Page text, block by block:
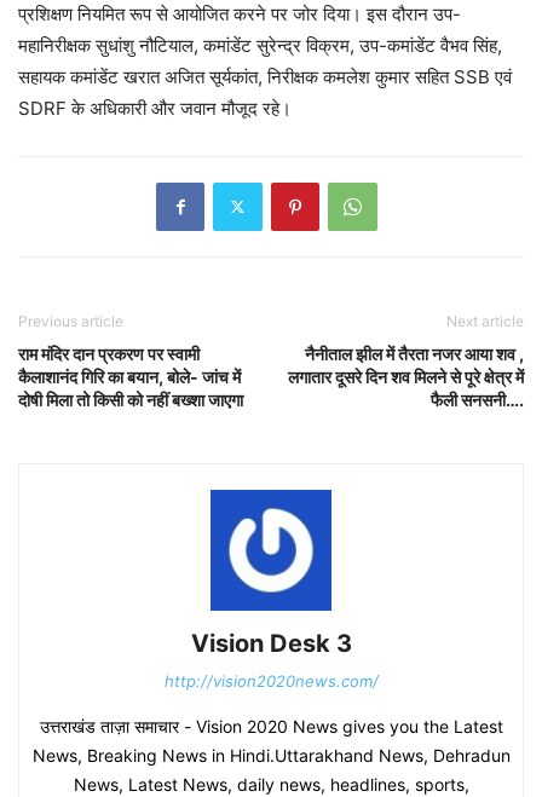
प्रशिक्षण नियमित रूप से आयोजित करने पर जोर दिया। इस दौरान उप-
महानिरीक्षक सुधांशु नौटियाल, कमांडेंट सुरेन्द्र विक्रम, उप-कमांडेंट वैभव सिंह,
सहायक कमांडेंट खरात अजित सूर्यकांत, निरीक्षक कमलेश कुमार सहित SSB एवं
SDRF के अधिकारी और जवान मौजूद रहे।
Previous article
राम मंदिर दान प्रकरण पर स्वामी
कैलाशानंद गिरि का बयान, बोले- जांच में
दोषी मिला तो किसी को नहीं बख्शा जाएगा
Next article
नैनीताल झील में तैरता नजर आया शव ,
लगातार दूसरे दिन शव मिलने से पूरे क्षेत्र में
फैली सनसनी….
Vision Desk 3
http://vision2020news.com/
उत्तराखंड ताज़ा समाचार - Vision 2020 News gives you the Latest
News, Breaking News in Hindi.Uttarakhand News, Dehradun
News, Latest News, daily news, headlines, sports,